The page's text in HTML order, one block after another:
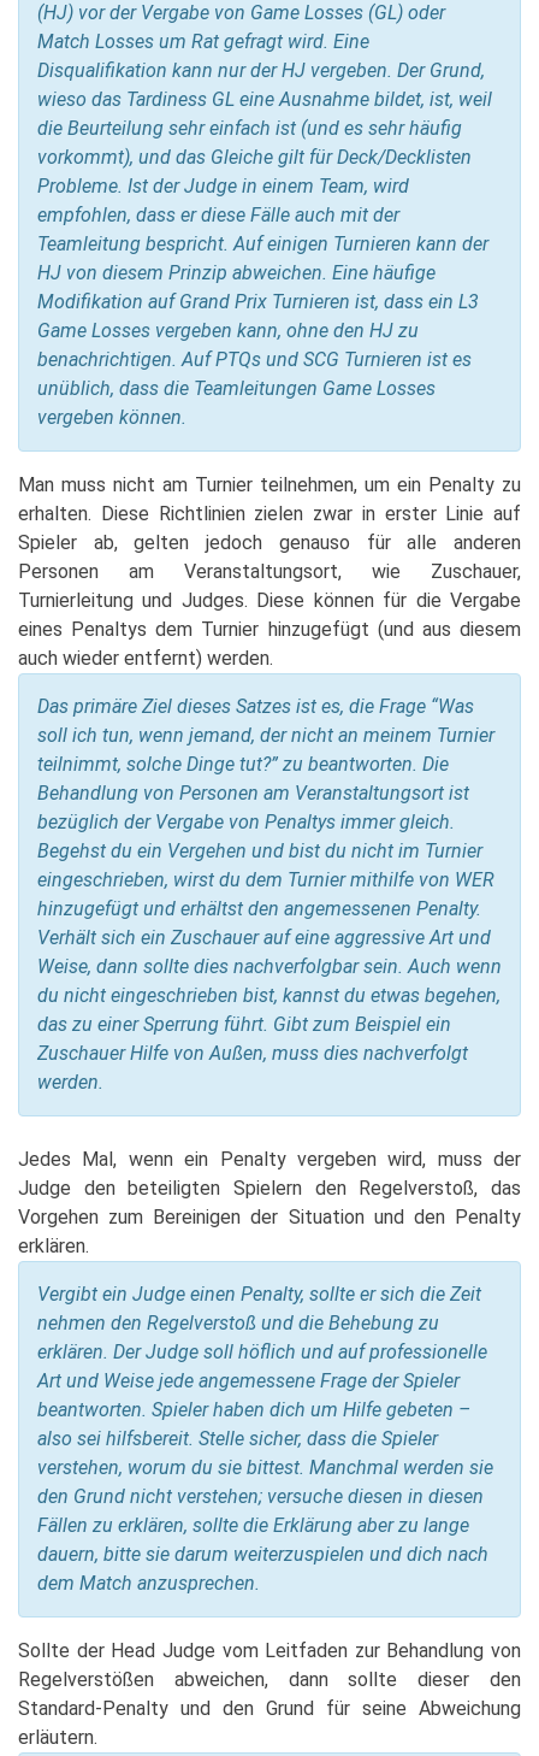
(HJ) vor der Vergabe von Game Losses (GL) oder
Match Losses um Rat gefragt wird. Eine
Disqualifikation kann nur der HJ vergeben. Der Grund,
wieso das Tardiness GL eine Ausnahme bildet, ist, weil
die Beurteilung sehr einfach ist (und es sehr häufig
vorkommt), und das Gleiche gilt für Deck/Decklisten
Probleme. Ist der Judge in einem Team, wird
empfohlen, dass er diese Fälle auch mit der
Teamleitung bespricht. Auf einigen Turnieren kann der
HJ von diesem Prinzip abweichen. Eine häufige
Modifikation auf Grand Prix Turnieren ist, dass ein L3
Game Losses vergeben kann, ohne den HJ zu
benachrichtigen. Auf PTQs und SCG Turnieren ist es
unüblich, dass die Teamleitungen Game Losses
vergeben können.
Man muss nicht am Turnier teilnehmen, um ein Penalty zu
erhalten. Diese Richtlinien zielen zwar in erster Linie auf
Spieler ab, gelten jedoch genauso für alle anderen
Personen am Veranstaltungsort, wie Zuschauer,
Turnierleitung und Judges. Diese können für die Vergabe
eines Penaltys dem Turnier hinzugefügt (und aus diesem
auch wieder entfernt) werden.
Das primäre Ziel dieses Satzes ist es, die Frage “Was
soll ich tun, wenn jemand, der nicht an meinem Turnier
teilnimmt, solche Dinge tut?” zu beantworten. Die
Behandlung von Personen am Veranstaltungsort ist
bezüglich der Vergabe von Penaltys immer gleich.
Begehst du ein Vergehen und bist du nicht im Turnier
eingeschrieben, wirst du dem Turnier mithilfe von WER
hinzugefügt und erhältst den angemessenen Penalty.
Verhält sich ein Zuschauer auf eine aggressive Art und
Weise, dann sollte dies nachverfolgbar sein. Auch wenn
du nicht eingeschrieben bist, kannst du etwas begehen,
das zu einer Sperrung führt. Gibt zum Beispiel ein
Zuschauer Hilfe von Außen, muss dies nachverfolgt
werden.
Jedes Mal, wenn ein Penalty vergeben wird, muss der
Judge den beteiligten Spielern den Regelverstoß, das
Vorgehen zum Bereinigen der Situation und den Penalty
erklären.
Vergibt ein Judge einen Penalty, sollte er sich die Zeit
nehmen den Regelverstoß und die Behebung zu
erklären. Der Judge soll höflich und auf professionelle
Art und Weise jede angemessene Frage der Spieler
beantworten. Spieler haben dich um Hilfe gebeten –
also sei hilfsbereit. Stelle sicher, dass die Spieler
verstehen, worum du sie bittest. Manchmal werden sie
den Grund nicht verstehen; versuche diesen in diesen
Fällen zu erklären, sollte die Erklärung aber zu lange
dauern, bitte sie darum weiterzuspielen und dich nach
dem Match anzusprechen.
Sollte der Head Judge vom Leitfaden zur Behandlung von
Regelverstößen abweichen, dann sollte dieser den
Standard-Penalty und den Grund für seine Abweichung
erläutern.